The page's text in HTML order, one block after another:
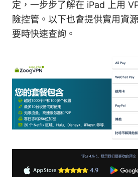
定，一步步了解在 iPad 上用
險控管。以下也會提供實用資
要時快速查詢。